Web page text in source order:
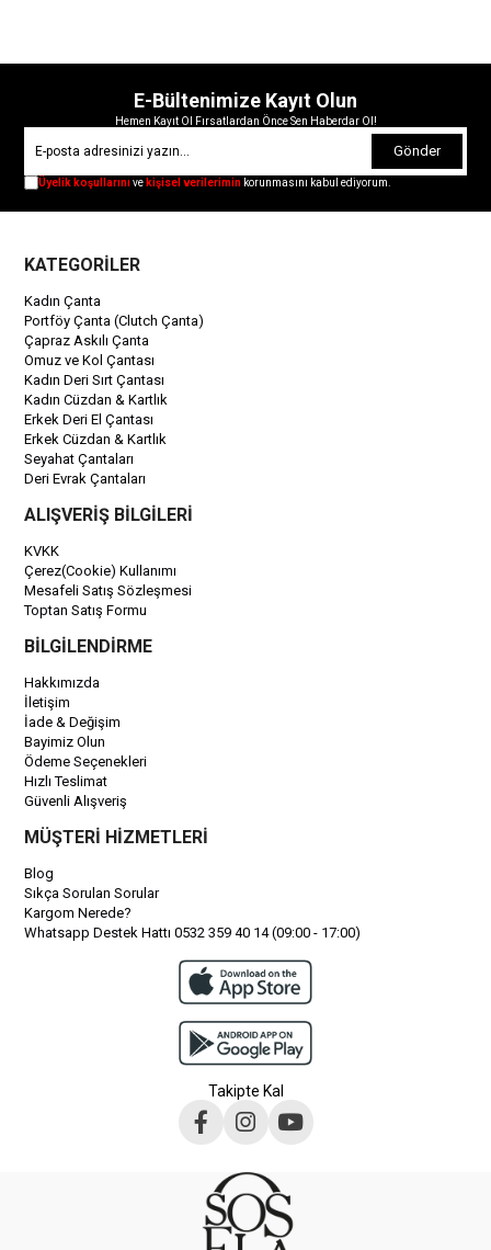
E-Bültenimize Kayıt Olun
Hemen Kayıt Ol Fırsatlardan Önce Sen Haberdar Ol!
Gönder
Üyelik koşullarınıve kişisel verilerimin korunmasını kabul ediyorum.
KATEGORİLER
Kadın Çanta
Portföy Çanta (Clutch Çanta)
Çapraz Askılı Çanta
Omuz ve Kol Çantası
Kadın Deri Sırt Çantası
Kadın Cüzdan & Kartlık
Erkek Deri El Çantası
Erkek Cüzdan & Kartlık
Seyahat Çantaları
Deri Evrak Çantaları
ALIŞVERİŞ BİLGİLERİ
KVKK
Çerez(Cookie) Kullanımı
Mesafeli Satış Sözleşmesi
Toptan Satış Formu
BİLGİLENDİRME
Hakkımızda
İletişim
İade & Değişim
Bayimiz Olun
Ödeme Seçenekleri
Hızlı Teslimat
Güvenli Alışveriş
MÜŞTERİ HİZMETLERİ
Blog
Sıkça Sorulan Sorular
Kargom Nerede?
Whatsapp Destek Hattı 0532 359 40 14 (09:00 - 17:00)
Takipte Kal